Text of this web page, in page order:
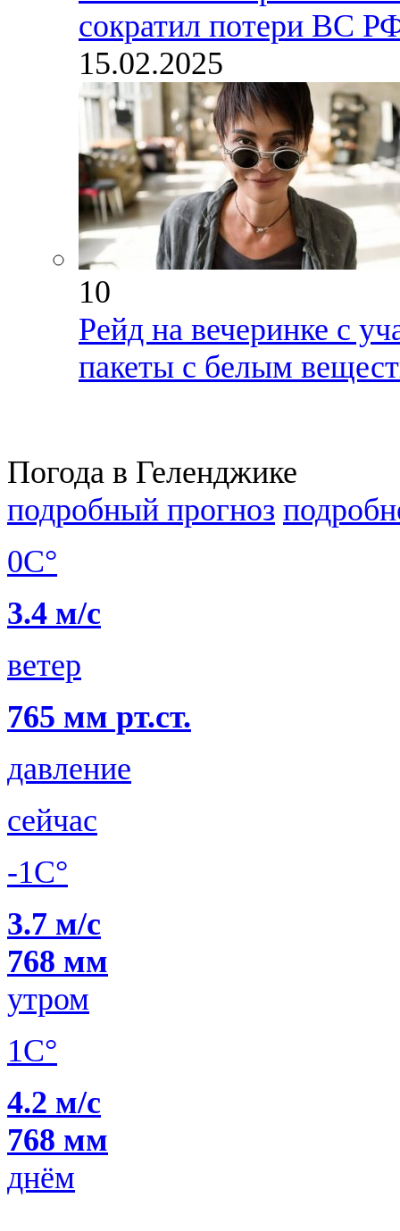
сократил потери ВС
15.02.2025
10
Рейд на вечеринке с
пакеты с белым
Погода в Геленджике
подробный прогноз
0C°
3.4 м/с
ветер
765 мм рт.ст.
давление
сейчас
-1C°
3.7 м/с
768 мм
утром
1C°
4.2 м/с
768 мм
днём